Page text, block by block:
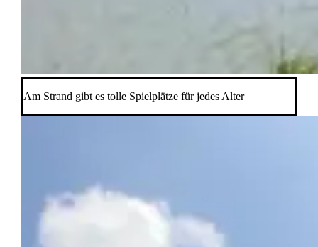
Am Strand gibt es tolle Spielplätze für jedes Alter